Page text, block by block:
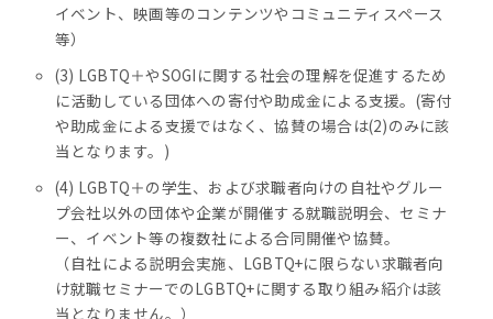
イベント、映画等のコンテンツやコミュニティスペース
等）
(3) LGBTQ＋やSOGIに関する社会の理解を促進するため
に活動している団体への寄付や助成金による支援。(寄付
や助成金による支援ではなく、協賛の場合は(2)のみに該
当となります。)
(4) LGBTQ＋の学生、および求職者向けの自社やグルー
プ会社以外の団体や企業が開催する就職説明会、セミナ
ー、イベント等の複数社による合同開催や協賛。
（自社による説明会実施、LGBTQ+に限らない求職者向
け就職セミナーでのLGBTQ+に関する取り組み紹介は該
当となりません。）